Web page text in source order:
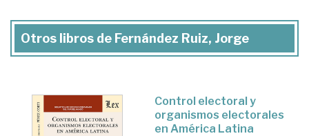
Otros libros de Fernández Ruiz, Jorge
Control electoral y
organismos electorales
en América Latina